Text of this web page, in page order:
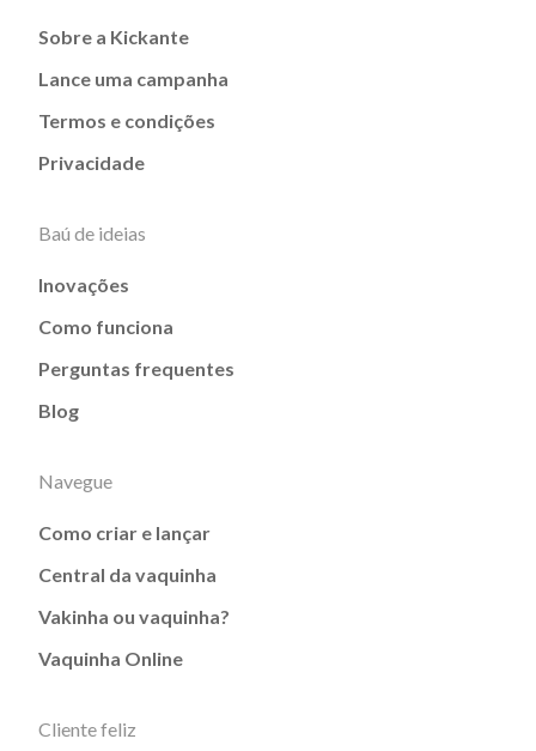
Sobre a Kickante
Lance uma campanha
Termos e condições
Privacidade
Baú de ideias
Inovações
Como funciona
Perguntas frequentes
Blog
Navegue
Como criar e lançar
Central da vaquinha
Vakinha ou vaquinha?
Vaquinha Online
Cliente feliz